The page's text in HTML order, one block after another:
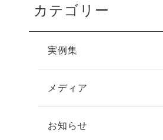
カテゴリー
実例集
メディア
お知らせ